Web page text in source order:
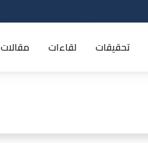
تحقيقات لقاءات مقالات